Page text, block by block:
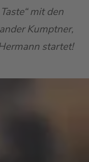
mit den
Kumptner,
startet!